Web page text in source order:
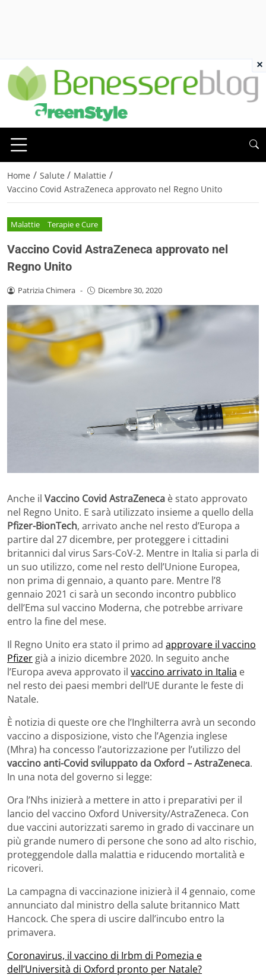
Home / Salute / Malattie /
Vaccino Covid AstraZeneca approvato nel Regno Unito
Malattie Terapie e Cure
Vaccino Covid AstraZeneca approvato nel
Regno Unito
Patrizia Chimera - Dicembre 30, 2020
Anche il Vaccino Covid AstraZeneca è stato approvato
nel Regno Unito. E sarà utilizzato insieme a quello della
Pfizer-BionTech, arrivato anche nel resto d’Europa a
partire dal 27 dicembre, per proteggere i cittadini
britannici dal virus Sars-CoV-2. Mentre in Italia si parla di
un suo utilizzo, come nel resto dell’Unione Europea,
non prima di gennaio, a quanto pare. Mentre l’8
gennaio 2021 ci sarà un secondo incontro pubblico
dell’Ema sul vaccino Moderna, che potrebbe arrivare
entro la fine del mese.
Il Regno Unito era stato il primo ad approvare il vaccino
Pfizer già a inizio dicembre 2020. In seguito anche
l’Europa aveva approvato il vaccino arrivato in Italia e
nel resto dei paesi membri dell’UE durante le feste di
Natale.
È notizia di queste ore che l’Inghilterra avrà un secondo
vaccino a disposizione, visto che l’Agenzia inglese
(Mhra) ha concesso l’autorizzazione per l’utilizzo del
vaccino anti-Covid sviluppato da Oxford – AstraZeneca.
In una nota del governo si legge:
Ora l’Nhs inizierà a mettere in atto i preparativi per il
lancio del vaccino Oxford University/AstraZeneca. Con
due vaccini autorizzati saremo in grado di vaccinare un
più grande numero di persone che sono ad alto rischio,
proteggendole dalla malattia e riducendo mortalità e
ricoveri.
La campagna di vaccinazione inizierà il 4 gennaio, come
annunciato dal ministro della salute britannico Matt
Hancock. Che spera di uscire dall’incubo entro la
primavera.
Coronavirus, il vaccino di Irbm di Pomezia e
dell’Università di Oxford pronto per Natale?
×